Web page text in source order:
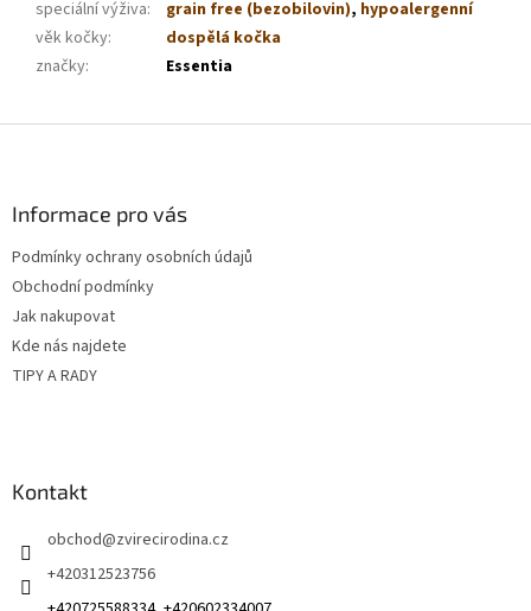
speciální výživa: grain free (bezobilovin), hypoalergenní
věk kočky:
dospělá kočka
značky: Essentia
Informace pro vás
Podmínky ochrany osobních údajů
Obchodní podmínky
Jak nakupovat
Kde nás najdete
TIPY A RADY
Kontakt
obchod@zvirecirodina.cz
+420312523756